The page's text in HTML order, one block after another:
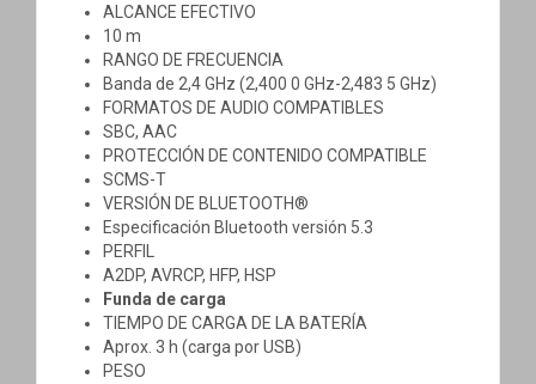
ALCANCE EFECTIVO
10 m
RANGO DE FRECUENCIA
Banda de 2,4 GHz (2,400 0 GHz-2,483 5 GHz)
FORMATOS DE AUDIO COMPATIBLES
SBC, AAC
PROTECCIÓN DE CONTENIDO COMPATIBLE
SCMS-T
VERSIÓN DE BLUETOOTH®
Especificación Bluetooth versión 5.3
PERFIL
A2DP, AVRCP, HFP, HSP
Funda de carga
TIEMPO DE CARGA DE LA BATERÍA
Aprox. 3 h (carga por USB)
PESO